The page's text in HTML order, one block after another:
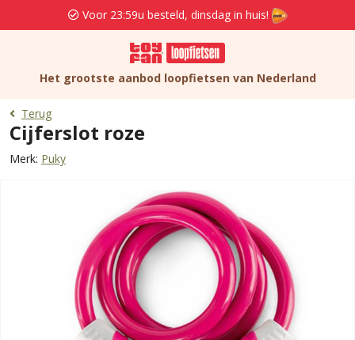
Voor 23:59u besteld, dinsdag in huis!
Het grootste aanbod loopfietsen van Nederland
Terug
Cijferslot roze
Merk: Puky